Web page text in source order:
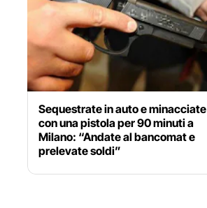
Sequestrate in auto e minacciate
con una pistola per 90 minuti a
Milano: “Andate al bancomat e
prelevate soldi”